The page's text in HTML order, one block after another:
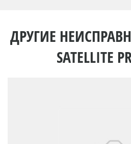
ДРУГИЕ
SATELLITE